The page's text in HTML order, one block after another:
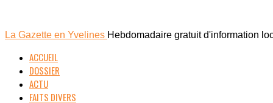
La Gazette en Yvelines Hebdomadaire gratuit d'information
ACCUEIL
DOSSIER
ACTU
FAITS DIVERS